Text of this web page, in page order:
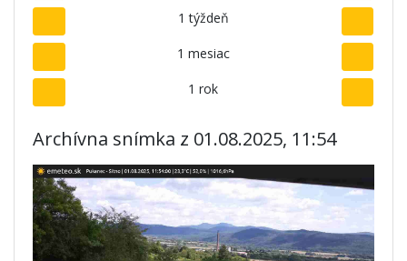
1 týždeň
1 mesiac
1 rok
Archívna snímka z 01.08.2025, 11:54